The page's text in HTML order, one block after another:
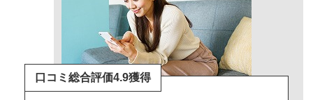
口コミ総合評価4.9獲得